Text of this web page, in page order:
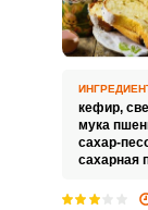
кефир,
мука
сахар-
сахарная